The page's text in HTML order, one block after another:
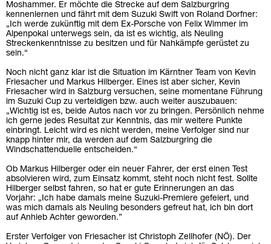
Moshammer. Er möchte die Strecke auf dem Salzburgring
kennenlernen und fährt mit dem Suzuki Swift von Roland Dorfner:
„Ich werde zukünftig mit dem Ex-Porsche von Felix Wimmer im
Alpenpokal unterwegs sein, da ist es wichtig, als Neuling
Streckenkenntnisse zu besitzen und für Nahkämpfe gerüstet zu
sein.“
Noch nicht ganz klar ist die Situation im Kärntner Team von Kevin
Friesacher und Markus Hilberger. Eines ist aber sicher, Kevin
Friesacher wird in Salzburg versuchen, seine momentane Führung
im Suzuki Cup zu verteidigen bzw. auch weiter auszubauen:
„Wichtig ist es, beide Autos nach vor zu bringen. Persönlich nehme
ich gerne jedes Resultat zur Kenntnis, das mir weitere Punkte
einbringt. Leicht wird es nicht werden, meine Verfolger sind nur
knapp hinter mir, da werden auf dem Salzburgring die
Windschattenduelle entscheiden.“
Ob Markus Hilberger oder ein neuer Fahrer, der erst einen Test
absolvieren wird, zum Einsatz kommt, steht noch nicht fest. Sollte
Hilberger selbst fahren, so hat er gute Erinnerungen an das
Vorjahr: „Ich habe damals meine Suzuki-Premiere gefeiert, und
was mich damals als Neuling besonders gefreut hat, ich bin dort
auf Anhieb Achter geworden.”
Erster Verfolger von Friesacher ist Christoph Zellhofer (NÖ). Der